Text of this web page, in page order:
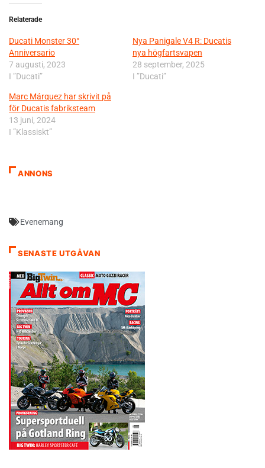
Relaterade
Ducati Monster 30°
Anniversario
7 augusti, 2023
I ”Ducati”
Nya Panigale V4 R: Ducatis
nya högfartsvapen
28 september, 2025
I ”Ducati”
Marc Márquez har skrivit på
för Ducatis fabriksteam
13 juni, 2024
I ”Klassiskt”
ANNONS
Evenemang
SENASTE UTGÅVAN